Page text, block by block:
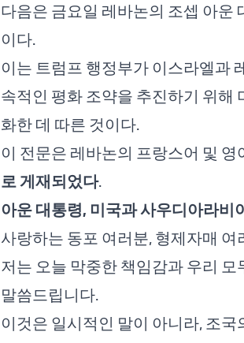
다음은 금요일 레바논의 조셉 아운
이다.
이는 트럼프 행정부가 이스라엘과
속적인 평화 조약을 추진하기 위해
화한 데 따른 것이다.
이 전문은 레바논의 프랑스어 및 영
로 게재되었다.
아운 대통령, 미국과 사우디아라비
사랑하는 동포 여러분, 형제자매 여
저는 오늘 막중한 책임감과 우리
말씀드립니다.
이것은 일시적인 말이 아니라, 조